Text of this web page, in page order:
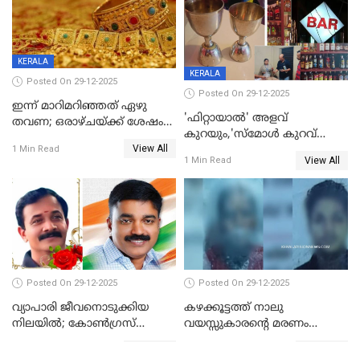
KERALA
Posted On 29-12-2025
ഇന്ന് മാറിമറിഞ്ഞത് ഏഴു
തവണ; ഒരാഴ്ചയ്ക്ക് ശേഷം
1 Min Read View All
KERALA
Posted On 29-12-2025
'ഫിറ്റായാൽ' അളവ്
കുറയും,'സ്‌മോൾ കുറവ്
പിഴ
1 Min Read View All
Posted On 29-12-2025
വ്യാപാരി ജീവനൊടുക്കിയ
നിലയില്‍; കോണ്‍ഗ്രസ്
Posted On 29-12-2025
കഴക്കൂട്ടത്ത് നാലു
വയസ്സുകാരന്റെ മരണം